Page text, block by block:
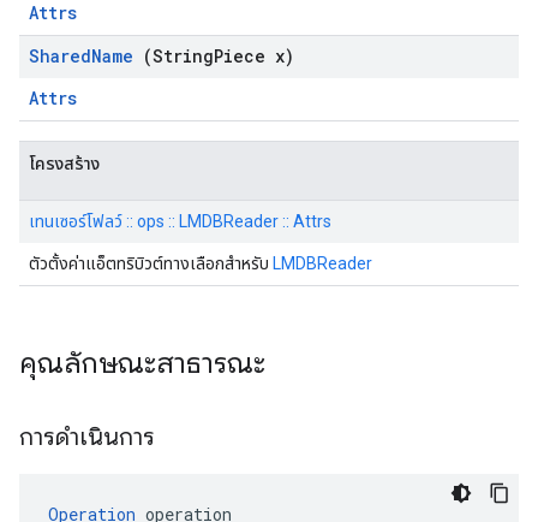
Attrs
SharedName (StringPiece x)
Attrs
โครงสร้าง
เทนเซอร์โฟลว์ :: ops :: LMDBReader :: Attrs
ตัวตั้งค่าแอ็ตทริบิวต์ทางเลือกสำหรับ LMDBReader
คุณลักษณะสาธารณะ
การดำเนินการ
Operation operation